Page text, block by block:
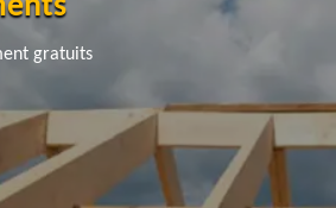
gratuits